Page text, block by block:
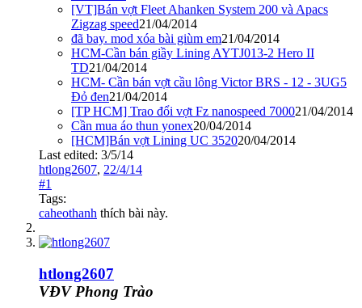
[VT]Bán vợt Fleet Ahanken System 200 và Apacs
Zigzag speed21/04/2014
đã bay. mod xóa bài giùm em21/04/2014
HCM-Cần bán giầy Lining AYTJ013-2 Hero II
TD21/04/2014
HCM- Cần bán vợt cầu lông Victor BRS - 12 - 3UG5
Đỏ đen21/04/2014
[TP HCM] Trao đổi vợt Fz nanospeed 700021/04/2014
Cần mua áo thun yonex20/04/2014
[HCM]Bán vợt Lining UC 352020/04/2014
Last edited: 3/5/14
htlong2607, 22/4/14
#1
Tags:
caheothanh thích bài này.
htlong2607
VĐV Phong Trào